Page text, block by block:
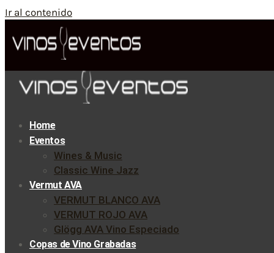
Ir al contenido
Home
Eventos
Wines & Music
Classic Wine Jazz
Vermut AVA
VERMUT BLANCO AVA
VERMUT ROJO AVA
Glögg AVA Vino Especiado
Copas de Vino Grabadas